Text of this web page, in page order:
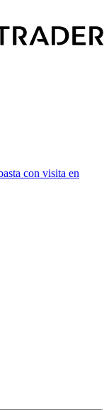
con visita en